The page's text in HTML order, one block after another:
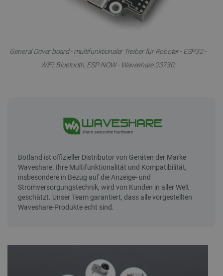
General Driver board - multifunktionaler Treiber für Roboter - ESP32 -
WiFi, Bluetooth, ESP-NOW - Waveshare 23730.